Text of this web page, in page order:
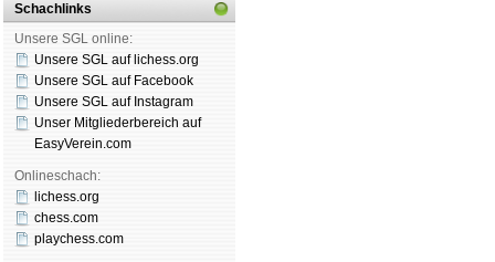
Schachlinks
Unsere SGL online:
Unsere SGL auf li­chess.org
Unsere SGL auf Face­book
Unsere SGL auf Insta­gram
Unser Mitgliederbereich auf
EasyVerein.com
Onlineschach:
lichess.org
chess.com
playchess.com